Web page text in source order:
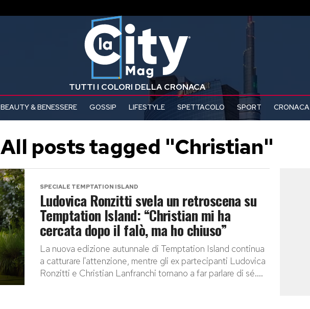
TUTTI I COLORI DELLA CRONACA
BEAUTY & BENESSERE GOSSIP LIFESTYLE SPETTACOLO SPORT CRONACA
All posts tagged "Christian"
SPECIALE TEMPTATION ISLAND
Ludovica Ronzitti svela un retroscena su
Temptation Island: “Christian mi ha
cercata dopo il falò, ma ho chiuso”
La nuova edizione autunnale di Temptation Island continua
a catturare l'attenzione, mentre gli ex partecipanti Ludovica
Ronzitti e Christian Lanfranchi tornano a far parlare di sé....